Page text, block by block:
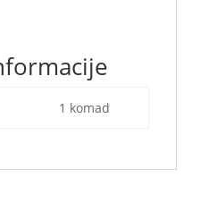
1 komad